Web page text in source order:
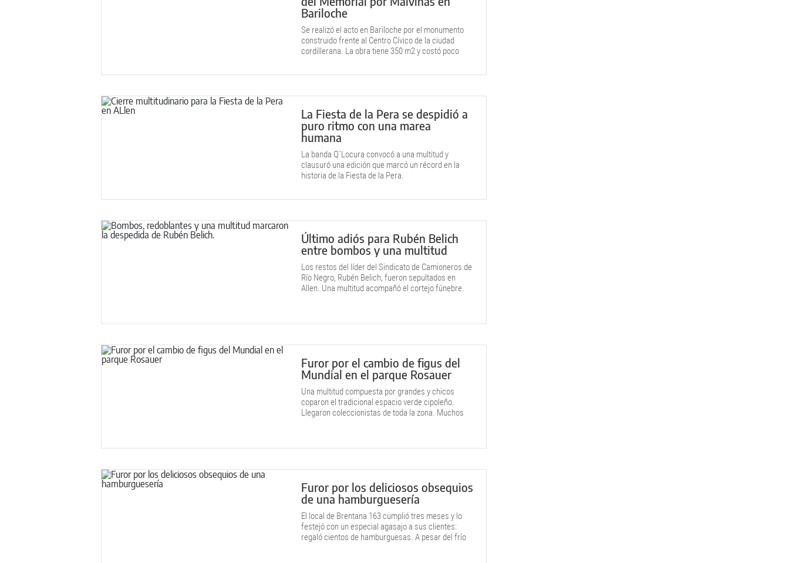
Bariloche
Se realizó el acto en Bariloche por el monumento
construido frente al Centro Cívico de la ciudad
cordillerana. La obra tiene 350 m2 y costó poco
La Fiesta de la Pera se despidió a
puro ritmo con una marea
humana
La banda Q´Locura convocó a una multitud y
clausuró una edición que marcó un récord en la
historia de la Fiesta de la Pera.
Último adiós para Rubén Belich
entre bombos y una multitud
Los restos del líder del Sindicato de Camioneros de
Río Negro, Rubén Belich, fueron sepultados en
Allen. Una multitud acompañó el cortejo fúnebre.
Furor por el cambio de figus del
Mundial en el parque Rosauer
Una multitud compuesta por grandes y chicos
coparon el tradicional espacio verde cipoleño.
Llegaron coleccionistas de toda la zona. Muchos
Furor por los deliciosos obsequios
de una hamburguesería
El local de Brentana 163 cumplió tres meses y lo
festejó con un especial agasajo a sus clientes:
regaló cientos de hamburguesas. A pesar del frío